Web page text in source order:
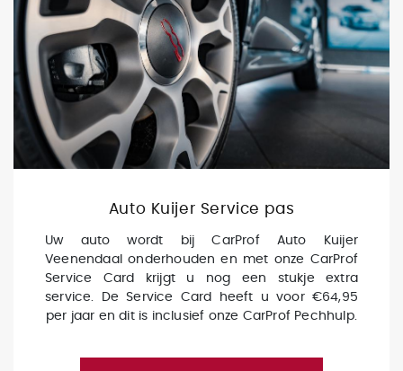
Auto Kuijer Service pas
Uw auto wordt bij CarProf Auto Kuijer
Veenendaal onderhouden en met onze CarProf
Service Card krijgt u nog een stukje extra
service. De Service Card heeft u voor €64,95
per jaar en dit is inclusief onze CarProf Pechhulp.